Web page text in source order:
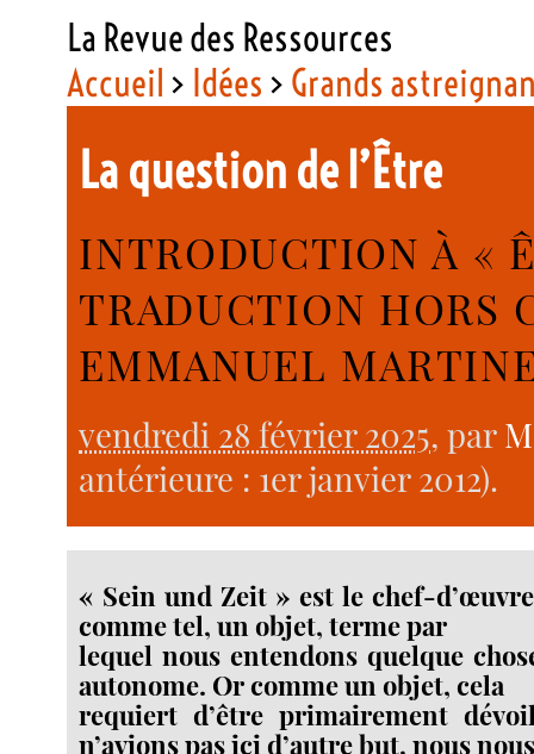
La Revue des Ressources
Accueil > Idées > Grands
La question de l’Être
INTRODUCTION À «
TRADUCTION HORS
EMMANUEL
vendredi 28 février 2025, par
antérieure : 1er janvier 2012).
« Sein und Zeit » est le chef-
comme tel, un objet, terme par
lequel nous entendons quelque
autonome. Or comme un objet, cela
requiert d’être primairement
n’avions pas ici d’autre but, nous